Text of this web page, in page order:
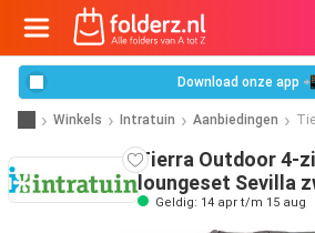
Download onze app
Winkels Intratuin Aanbiedingen
Tierra Outdoor 4-
loungeset Sevilla
Geldig: 14 apr t/m 15 aug